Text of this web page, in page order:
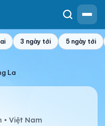
3 ngày tới 5 ngày tới
La
• Việt Nam